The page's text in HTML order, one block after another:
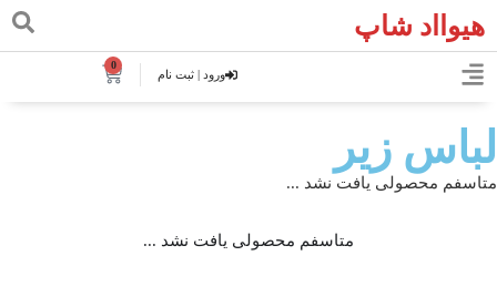
هیوااد شاپ
ورود | ثبت نام
0
لباس زیر
متاسفم محصولی یافت نشد ...
متاسفم محصولی یافت نشد ...